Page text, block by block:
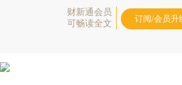
财新通会员
可畅读全文
订阅/会员升